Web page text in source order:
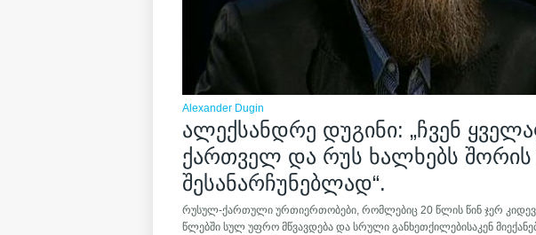
Alexander Dugin
ალექსანდრე დუგინი: „ჩვენ
ქართველ და რუს ხალხებს
შესანარჩუნებლად“.
რუსულ-ქართული ურთიერთობები, რომლებიც 20 წლის წინ ჯერ
წლებში სულ უფრო მწვავდება და სრული განხეთქილებისაკენ